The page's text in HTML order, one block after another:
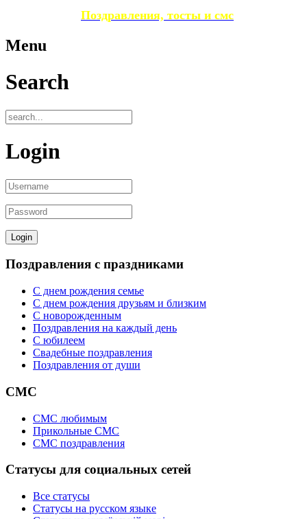
Поздравления, тосты и смс
Menu
Search
Login
Поздравления с праздниками
С днем рождения семье
С днем рождения друзьям и близким
C новорожденным
Поздравления на каждый день
С юбилеем
Свадебные поздравления
Поздравления от души
СМС
СМС любимым
Прикольные СМС
СМС поздравления
Статусы для социальных сетей
Все статусы
Статусы на русском языке